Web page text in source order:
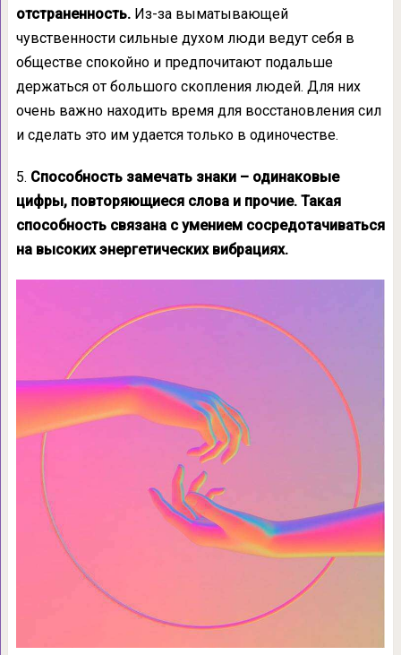
отстраненность.Из-за выматывающей
чувственности сильные духом люди ведут себя в
обществе спокойно и предпочитают подальше
держаться от большого скопления людей. Для них
очень важно находить время для восстановления сил
и сделать это им удается только в одиночестве.
5. Способность замечать знаки – одинаковые
цифры, повторяющиеся слова и прочие. Такая
способность связана с умением сосредотачиваться
на высоких энергетических вибрациях.